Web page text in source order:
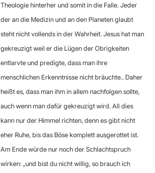
Theologie hinterher und somit in die Falle. Jeder
der an die Medizin und an den Planeten glaubt
steht nicht vollends in der Wahrheit. Jesus hat man
gekreuzigt weil er die Lügen der Obrigkeiten
entlarvte und predigte, dass man ihre
menschlichen Erkenntnisse nicht bräuchte.. Daher
heißt es, dass man ihm in allem nachfolgen sollte,
auch wenn man dafür gekreuzigt wird. All dies
kann nur der Himmel richten, denn es gibt nicht
eher Ruhe, bis das Böse komplett ausgerottet ist.
Am Ende würde nur noch der Schlachtspruch
wirken: „und bist du nicht willig, so brauch ich